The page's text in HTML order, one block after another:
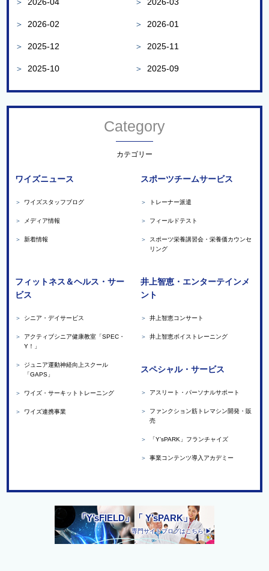
＞ 2026-02 ＞ 2026-01
＞ 2025-12 ＞ 2025-11
＞ 2025-10 ＞ 2025-09
Category
カテゴリー
ワイズニュース
＞ ワイズスタッフブログ
＞ メディア情報
＞ 新着情報
スポーツチームサービス
＞ トレーナー派遣
＞ フィールドテスト
＞
スポーツ栄養講習会・栄養価カウンセ
リング
フィットネス＆ヘルス・サー
ビス
＞ シニア・デイサービス
＞
アクティブシニア健康教室「SPEC・
Y！」
＞
ジュニア運動神経向上スクール
「GAPS」
＞ ワイズ・サーキットトレーニング
＞ ワイズ連携事業
井上智恵・エンターテインメ
ント
＞ 井上智恵コンサート
＞ 井上智恵ボイストレーニング
スペシャル・サービス
＞ アスリート・パーソナルサポート
＞
ファンクション筋トレマシン開発・販
売
＞ 「Y’sPARK」フランチャイズ
＞ 事業コンテンツ導入アカデミー
「Y’sFIELD」「 Y’sPARK」
専門サイトブログはこちら ▶